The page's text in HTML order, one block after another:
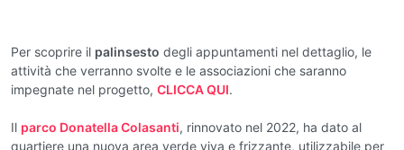
Per scoprire il palinsesto degli appuntamenti nel dettaglio, le
attività che verranno svolte e le associazioni che saranno
impegnate nel progetto, CLICCA QUI.
Il parco Donatella Colasanti, rinnovato nel 2022, ha dato al
quartiere una nuova area verde viva e frizzante, utilizzabile per